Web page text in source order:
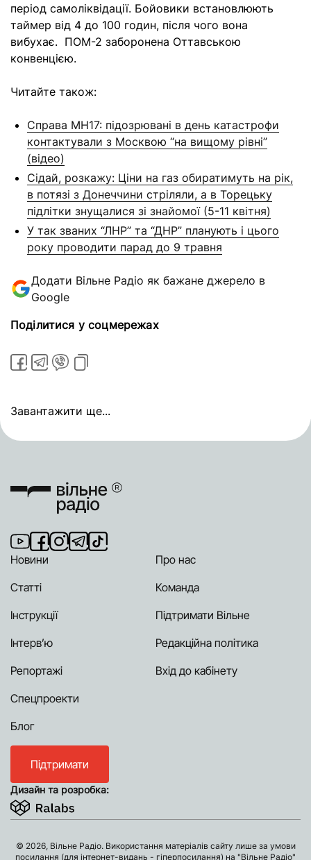
період самоліквідації. Бойовики встановлюють
таймер від 4 до 100 годин, після чого вона
вибухає. ПОМ-2 заборонена Оттавською
конвенцією.
Читайте також:
Справа МН17: підозрювані в день катастрофи
контактували з Москвою “на вищому рівні”
(відео)
Сідай, розкажу: Ціни на газ обиратимуть на рік,
в потязі з Донеччини стріляли, а в Торецьку
підлітки знущалися зі знайомої (5-11 квітня)
У так званих “ЛНР” та “ДНР” планують і цього
року проводити парад до 9 травня
Додати Вільне Радіо як бажане джерело в
Google
Поділитися у соцмережах
Завантажити ще...
Новини
Статті
Інструкції
Інтерв’ю
Репортажі
Спецпроекти
Блог
Про нас
Команда
Підтримати Вільне
Редакційна політика
Вхід до кабінету
Підтримати
Дизайн та розробка:
© 2026, Вільне Радіо. Використання матеріалів сайту лише за умови
посилання (для інтернет-видань - гіперпосилання) на "Вільне Радіо"